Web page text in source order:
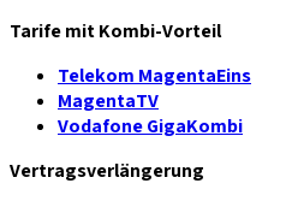
Tarife mit Kombi-Vorteil
Telekom MagentaEins
MagentaTV
Vodafone GigaKombi
Vertragsverlängerung